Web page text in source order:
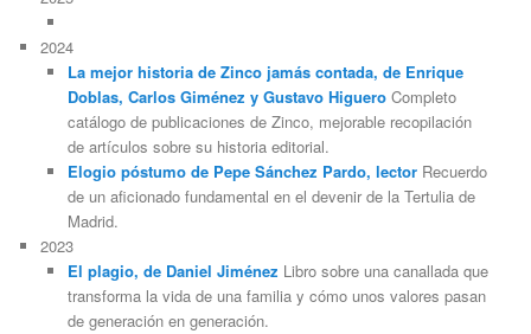
2024
La mejor historia de Zinco jamás contada, de Enrique
Doblas, Carlos Giménez y Gustavo HigueroCompleto
catálogo de publicaciones de Zinco, mejorable recopilación
de artículos sobre su historia editorial.
Elogio póstumo de Pepe Sánchez Pardo, lectorRecuerdo
de un aficionado fundamental en el devenir de la Tertulia de
Madrid.
2023
El plagio, de Daniel Jiménez Libro sobre una canallada que
transforma la vida de una familia y cómo unos valores pasan
de generación en generación.